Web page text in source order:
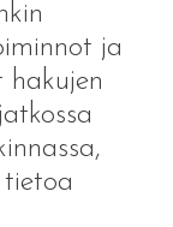
ja
hakujen